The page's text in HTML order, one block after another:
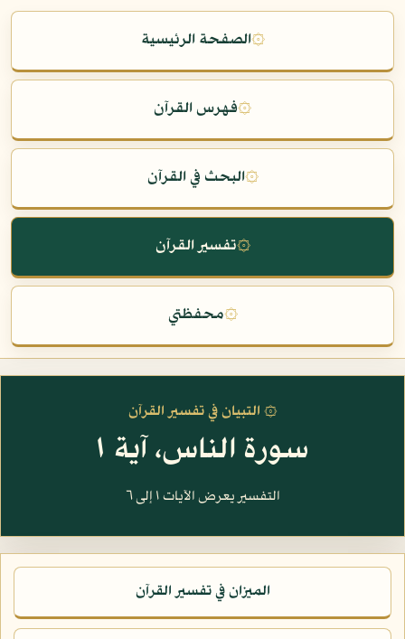
۞الصفحة الرئيسية
۞فهرس القرآن
۞البحث في القرآن
۞تفسير القرآن
۞محفظتي
۞ التبيان في تفسير القرآن
سورة الناس، آية ١
التفسير يعرض الآيات ١ إلى ٦
الميزان في تفسير القرآن